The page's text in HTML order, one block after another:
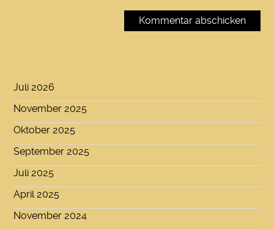
Juli 2026
November 2025
Oktober 2025
September 2025
Juli 2025
April 2025
November 2024